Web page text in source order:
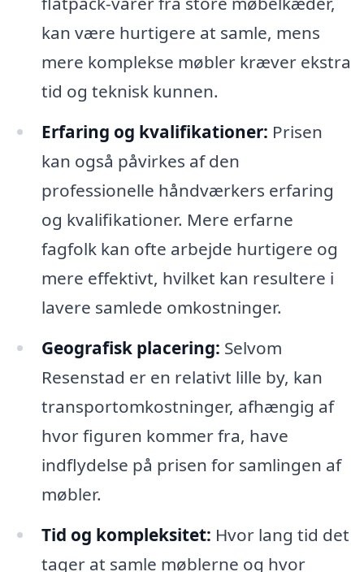
kan være hurtigere at samle, mens
mere komplekse møbler kræver ekstra
tid og teknisk kunnen.
Erfaring og kvalifikationer: Prisen
kan også påvirkes af den
professionelle håndværkers erfaring
og kvalifikationer. Mere erfarne
fagfolk kan ofte arbejde hurtigere og
mere effektivt, hvilket kan resultere i
lavere samlede omkostninger.
Geografisk placering: Selvom
Resenstad er en relativt lille by, kan
transportomkostninger, afhængig af
hvor figuren kommer fra, have
indflydelse på prisen for samlingen af
møbler.
Tid og kompleksitet: Hvor lang tid det
tager at samle møblerne og hvor